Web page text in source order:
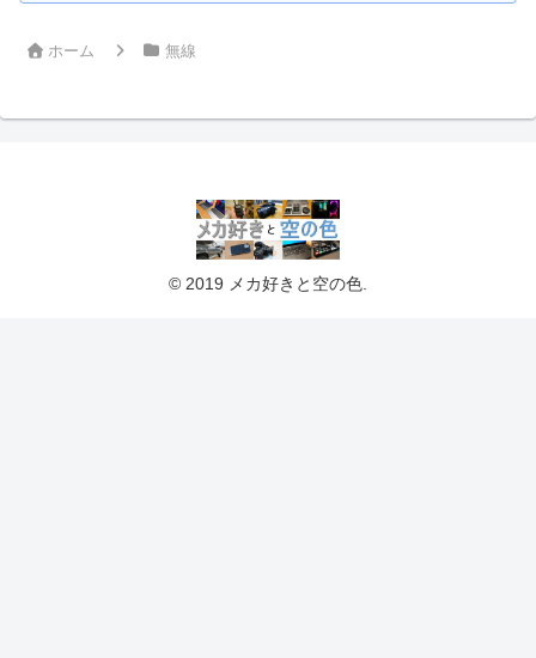
ホーム 無線
© 2019 メカ好きと空の色.